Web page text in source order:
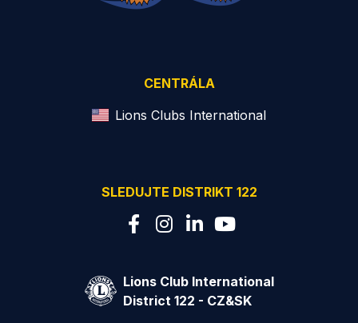
CENTRÁLA
Lions Clubs International
SLEDUJTE DISTRIKT 122
Lions Club International
District 122 - CZ&SK